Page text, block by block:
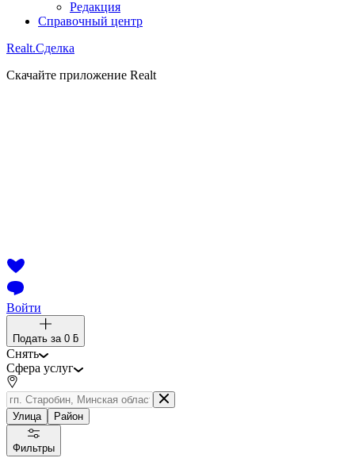
Редакция
Справочный центр
Realt.Сделка
Скачайте приложение Realt
Войти
Подать за 0 ƃ
Снять
Сфера услуг
Улица Район
Фильтры